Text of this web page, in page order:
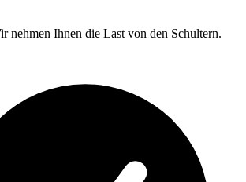
nehmen Ihnen die Last von den Schultern.